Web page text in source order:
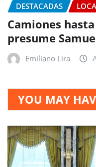
DESTACADAS
Camiones
presume
Emiliano Lira
YOU MAY